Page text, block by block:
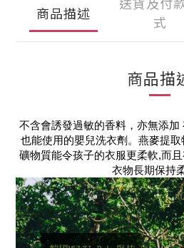
商品描述
式
商品描
不含會誘發過敏的香料，亦無添
也能使用的嬰兒洗衣劑。 燕麥提取
礦物質能令孩子的衣服更柔軟,而
衣物長期保持